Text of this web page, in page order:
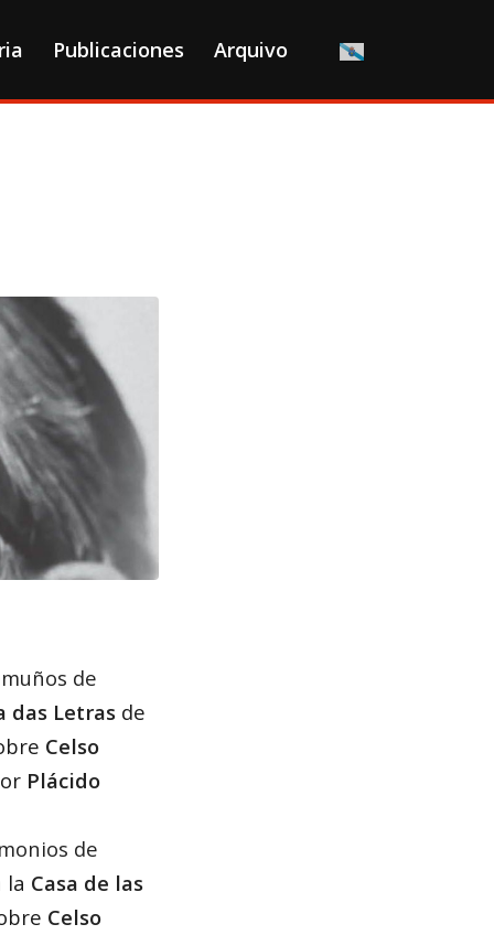
Publicaciones Arquivo
de
das Letrasde
Celso
Plácido
de
la Casa de las
Celso